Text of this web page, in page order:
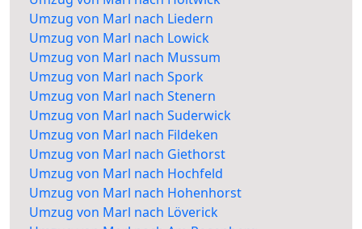
Umzug von Marl nach Liedern
Umzug von Marl nach Lowick
Umzug von Marl nach Mussum
Umzug von Marl nach Spork
Umzug von Marl nach Stenern
Umzug von Marl nach Suderwick
Umzug von Marl nach Fildeken
Umzug von Marl nach Giethorst
Umzug von Marl nach Hochfeld
Umzug von Marl nach Hohenhorst
Umzug von Marl nach Löverick